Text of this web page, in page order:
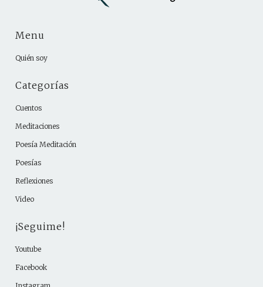
Menu
Quién soy
Categorías
Cuentos
Meditaciones
Poesía Meditación
Poesías
Reflexiones
Video
¡Seguime!
Youtube
Facebook